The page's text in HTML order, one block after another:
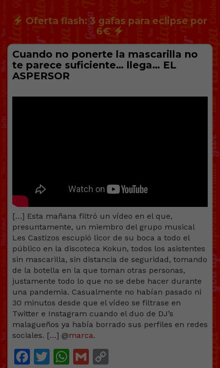
Oferta flash: 3 gafas para eclipse por
6€
Cuando no ponerte la mascarilla no
te parece suficiente… llega… EL
ASPERSOR
[…] Esta mañana filtró un vídeo en el que,
presuntamente, un miembro del grupo musical
Les Castizos escupió licor de su boca a todo el
público en la discoteca Kokun, todos los asistentes
sin mascarilla, sin distancia de seguridad, tomando
de la botella en la que toman otras personas,
justamente todo lo que no se debe hacer durante
una pandemia. Casualmente no habían pasado ni
30 minutos desde que el vídeo se filtrase en
Twitter e Instagram cuando el duo de DJ’s
malagueños ya había borrado sus perfiles en redes
sociales. […] @marca.
Facebook
Twitter
WhatsApp
Gmail